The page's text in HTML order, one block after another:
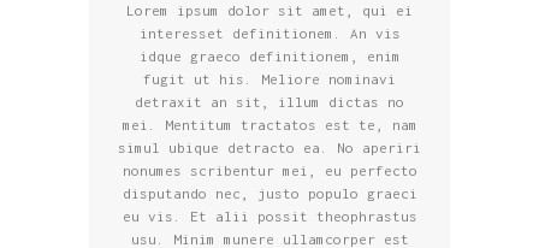
Lorem ipsum dolor sit amet, qui ei
interesset definitionem. An vis
idque graeco definitionem, enim
fugit ut his. Meliore nominavi
detraxit an sit, illum dictas no
mei. Mentitum tractatos est te, nam
simul ubique detracto ea. No aperiri
nonumes scribentur mei, eu perfecto
disputando nec, justo populo graeci
eu vis. Et alii possit theophrastus
usu. Minim munere ullamcorper est